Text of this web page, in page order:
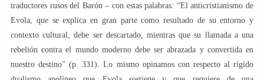
traductores rusos del Barón – con estas palabras: “El anticristianismo de
Evola, que se explica en gran parte como resultado de su entorno y
contexto cultural, debe ser descartado, mientras que su llamada a una
rebelión contra el mundo moderno debe ser abrazada y convertida en
nuestro destino” (p. 331). Lo mismo opinamos con respecto al rígido